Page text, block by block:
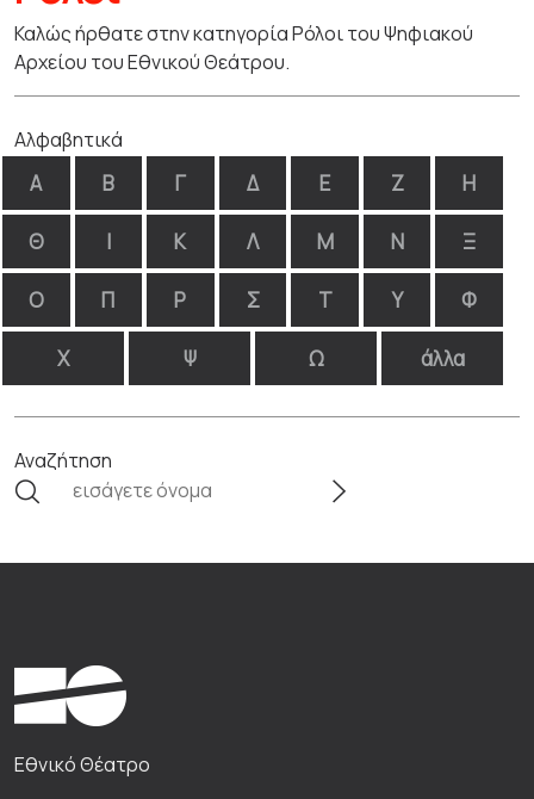
Καλώς ήρθατε στην κατηγορία Ρόλοι του Ψηφιακού
Αρχείου του Εθνικού Θεάτρου.
Αλφαβητικά
Α Β Γ Δ Ε Ζ Η
Θ Ι Κ Λ Μ Ν Ξ
Ο Π Ρ Σ Τ Υ Φ
Χ Ψ Ω άλλα
Αναζήτηση
Εθνικό Θέατρο